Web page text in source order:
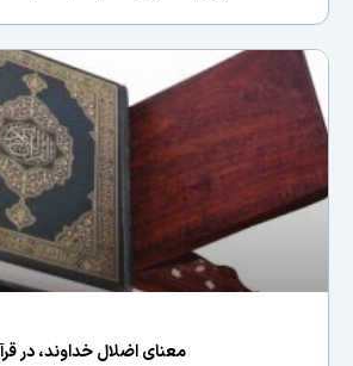
معناى اضلال خداوند، در قرآن